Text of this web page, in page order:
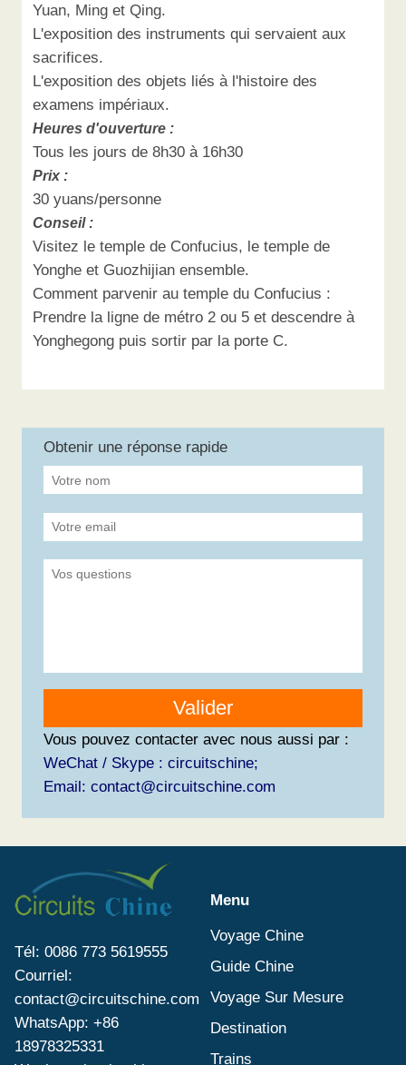
Yuan, Ming et Qing.
L'exposition des instruments qui servaient aux
sacrifices.
L'exposition des objets liés à l'histoire des
examens impériaux.
Heures d'ouverture :
Tous les jours de 8h30 à 16h30
Prix :
30 yuans/personne
Conseil :
Visitez le temple de Confucius, le temple de
Yonghe et Guozhijian ensemble.
Comment parvenir au temple du Confucius :
Prendre la ligne de métro 2 ou 5 et descendre à
Yonghegong puis sortir par la porte C.
Obtenir une réponse rapide
Valider
Vous pouvez contacter avec nous aussi par :
WeChat / Skype : circuitschine;
Email: contact@circuitschine.com
Tél: 0086 773 5619555
Courriel:
contact@circuitschine.com
WhatsApp: +86
18978325331
Menu
Voyage Chine
Guide Chine
Voyage Sur Mesure
Destination
Trains